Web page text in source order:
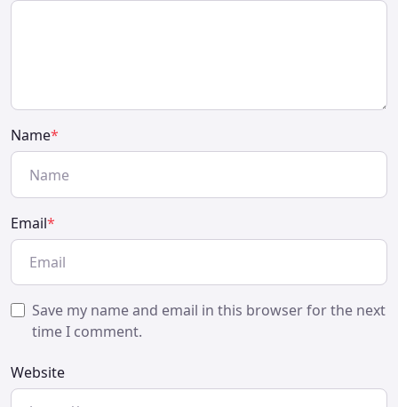
Name*
Email*
Save my name and email in this browser for the next
time I comment.
Website